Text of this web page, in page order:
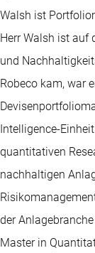
Walsh ist
Herr Walsh ist auf
und
Robeco kam, war
Intelligence-
quantitativen
nachhaltigen
der
Master in